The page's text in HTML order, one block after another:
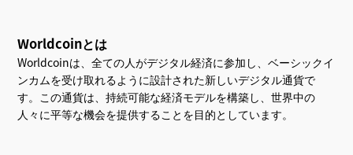
Worldcoinとは
Worldcoinは、全ての人がデジタル経済に参加し、ベーシックイ
ンカムを受け取れるように設計された新しいデジタル通貨で
す。この通貨は、持続可能な経済モデルを構築し、世界中の
人々に平等な機会を提供することを目的としています。